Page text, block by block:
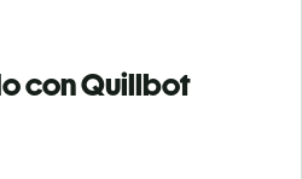
con Quillbot